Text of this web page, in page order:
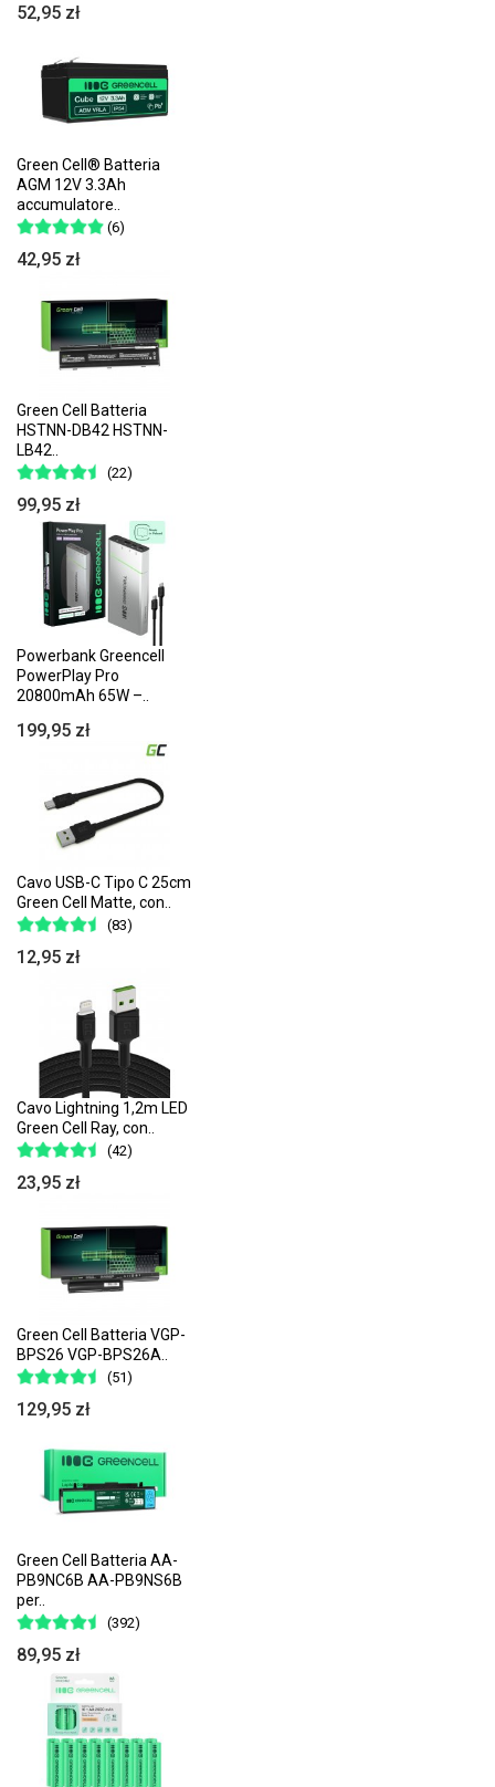
52,95 zł
Green Cell® Batteria
AGM 12V 3.3Ah
accumulatore..
(6)
42,95 zł
Green Cell Batteria
HSTNN-DB42 HSTNN-
LB42..
(22)
99,95 zł
Powerbank Greencell
PowerPlay Pro
20800mAh 65W –..
199,95 zł
Cavo USB-C Tipo C 25cm
Green Cell Matte, con..
(83)
12,95 zł
Cavo Lightning 1,2m LED
Green Cell Ray, con..
(42)
23,95 zł
Green Cell Batteria VGP-
BPS26 VGP-BPS26A..
(51)
129,95 zł
Green Cell Batteria AA-
PB9NC6B AA-PB9NS6B
per..
(392)
89,95 zł